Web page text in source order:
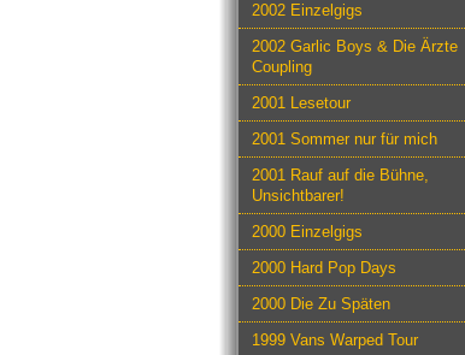
2002 Einzelgigs
2002 Garlic Boys & Die Ärzte
Coupling
2001 Lesetour
2001 Sommer nur für mich
2001 Rauf auf die Bühne,
Unsichtbarer!
2000 Einzelgigs
2000 Hard Pop Days
2000 Die Zu Späten
1999 Vans Warped Tour